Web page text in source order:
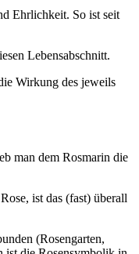
Ehrlichkeit. So ist seit
Lebensabschnitt.
Wirkung des jeweils
man dem Rosmarin die
ist das (fast) überall
(Rosengarten,